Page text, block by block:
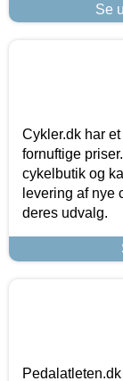
Se
Cykler.dk har
fornuftige
cykelbutik og
levering af nye
deres udvalg.